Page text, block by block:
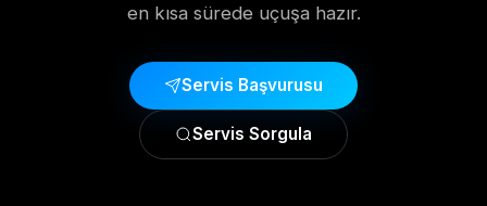
en kısa sürede uçuşa hazır.
Servis Başvurusu
Servis Sorgula